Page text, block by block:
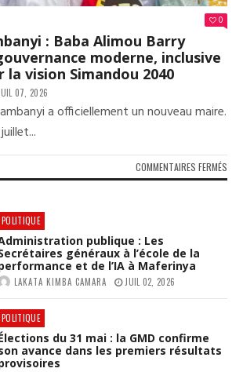
0
: Baba Alimou Barry
moderne, inclusive
la vision Simandou 2040
07, 2026
a officiellement un nouveau maire.
COMMENTAIRES FERMÉS
UNE
POLITIQUE
publique : Les
généraux à l’école de la
et de l’IA à Maferinya
LAKATA KIMBA CAMARA JUIL 02, 2026
POLITIQUE
du 31 mai : la GMD confirme
avance dans les premiers résultats